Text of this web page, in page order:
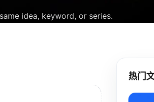
idea, keyword, or series.
热门